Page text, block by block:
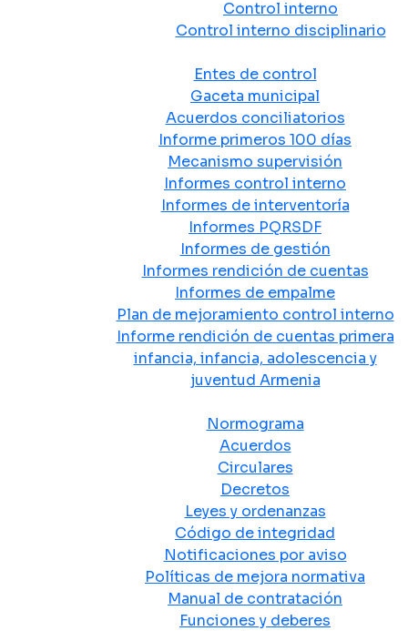
Control interno
Control interno disciplinario
Entes de control
Gaceta municipal
Acuerdos conciliatorios
Informe primeros 100 días
Mecanismo supervisión
Informes control interno
Informes de interventoría
Informes PQRSDF
Informes de gestión
Informes rendición de cuentas
Informes de empalme
Plan de mejoramiento control interno
Informe rendición de cuentas primera
infancia, infancia, adolescencia y
juventud Armenia
Normograma
Acuerdos
Circulares
Decretos
Leyes y ordenanzas
Código de integridad
Notificaciones por aviso
Políticas de mejora normativa
Manual de contratación
Funciones y deberes